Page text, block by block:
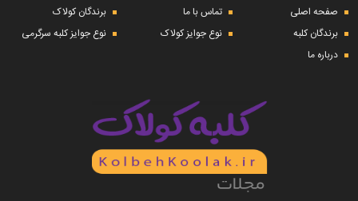
صفحه اصلی تماس با ما
برندگان کولاک
برندگان کلبه
نوع جوایز کولاک
نوع جوایز کلبه سرگرمی
درباره ما